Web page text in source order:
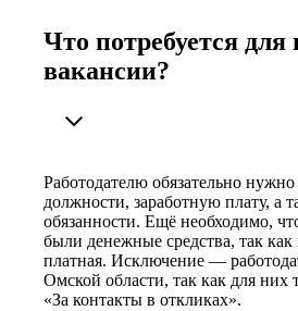
Что потребуется
вакансии?
Работодателю обязательно нужно
должности, заработную плату, а
обязанности. Ещё необходимо,
были денежные средства, так
платная. Исключение —
Омской области, так как для них
«За контакты в откликах».